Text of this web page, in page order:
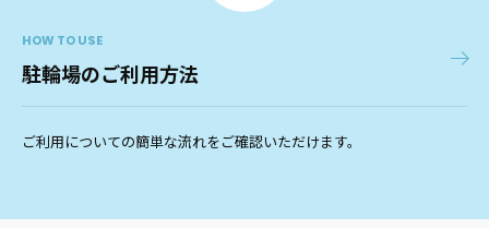
HOW TO USE
駐輪場のご利用方法
ご利用についての簡単な流れをご確認いただけます。